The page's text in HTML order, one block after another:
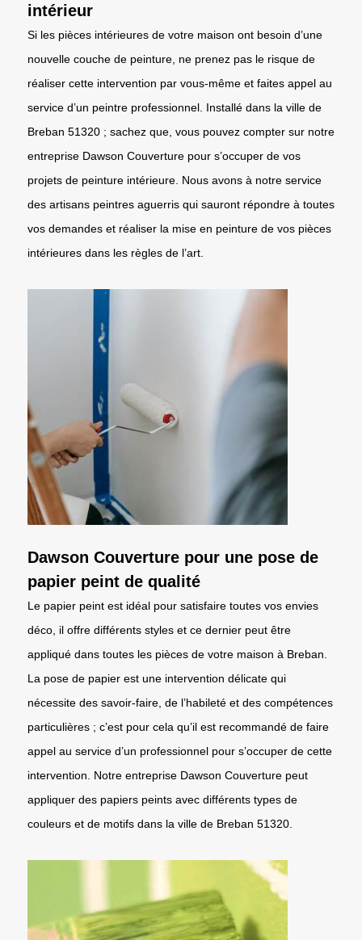
intérieur
Si les pièces intérieures de votre maison ont besoin d’une
nouvelle couche de peinture, ne prenez pas le risque de
réaliser cette intervention par vous-même et faites appel au
service d’un peintre professionnel. Installé dans la ville de
Breban 51320 ; sachez que, vous pouvez compter sur notre
entreprise Dawson Couverture pour s’occuper de vos
projets de peinture intérieure. Nous avons à notre service
des artisans peintres aguerris qui sauront répondre à toutes
vos demandes et réaliser la mise en peinture de vos pièces
intérieures dans les règles de l’art.
Dawson Couverture pour une pose de
papier peint de qualité
Le papier peint est idéal pour satisfaire toutes vos envies
déco, il offre différents styles et ce dernier peut être
appliqué dans toutes les pièces de votre maison à Breban.
La pose de papier est une intervention délicate qui
nécessite des savoir-faire, de l’habileté et des compétences
particulières ; c’est pour cela qu’il est recommandé de faire
appel au service d’un professionnel pour s’occuper de cette
intervention. Notre entreprise Dawson Couverture peut
appliquer des papiers peints avec différents types de
couleurs et de motifs dans la ville de Breban 51320.